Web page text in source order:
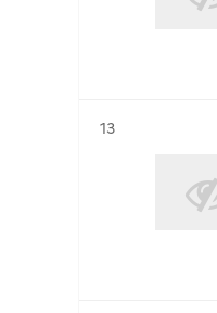
Résultat n°
13